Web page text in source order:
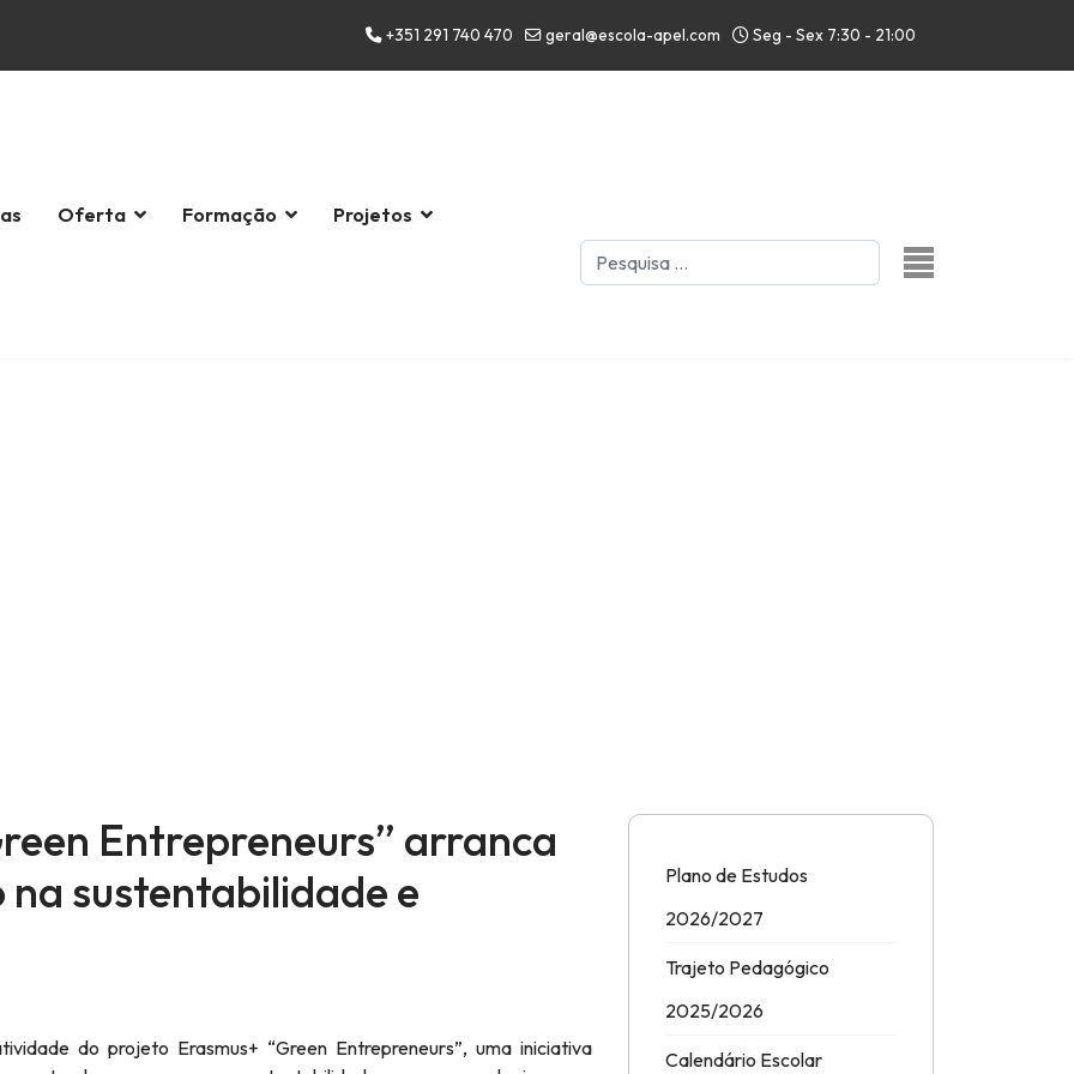
+351 291 740 470 geral@escola-apel.com Seg - Sex 7:30 - 21:00
Oferta Formação
Projetos
Pesquisar
Entrepreneurs” arranca
sustentabilidade e
do projeto Erasmus+ “Green Entrepreneurs”, uma iniciativa
Plano de Estudos
2026/2027
Trajeto Pedagógico
2025/2026
Calendário Escolar